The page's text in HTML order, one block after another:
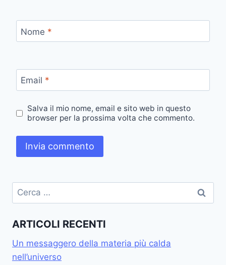
Nome *
Email *
Salva il mio nome, email e sito web in questo
browser per la prossima volta che commento.
ARTICOLI RECENTI
Un messaggero della materia più calda
nell’universo